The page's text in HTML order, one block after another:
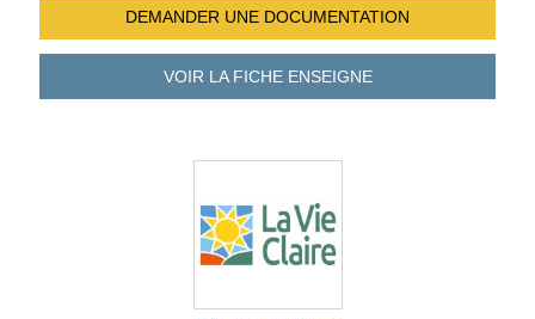
DEMANDER UNE DOCUMENTATION
VOIR LA FICHEENSEIGNE